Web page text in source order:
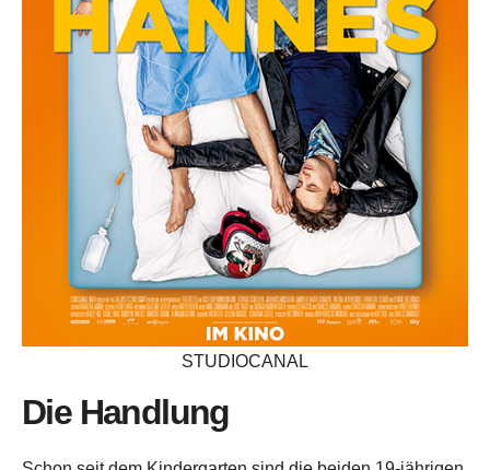
STUDIOCANAL
Die Handlung